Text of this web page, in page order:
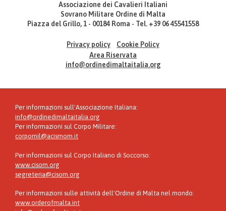
Associazione dei Cavalieri Italiani
Sovrano Militare Ordine di Malta
Piazza del Grillo, 1 - 00184 Roma - Tel. +39 06 45541558
Privacy policy
Cookie Policy
Area Riservata
info@ordinedimaltaitalia.org
Per informazioni sull'Associazione Italiana:
info@ordinedimaltaitalia.org
Per informazioni sul Corpo Militare:
corpomil@acismom.it
Per informazioni sul Corpo Italiano di Soccorso:
www.cisom.org
segreteria@cisom.org
Per informazioni sulle attività dell'Ordine di Malta nel mondo:
www.orderofmalta.int